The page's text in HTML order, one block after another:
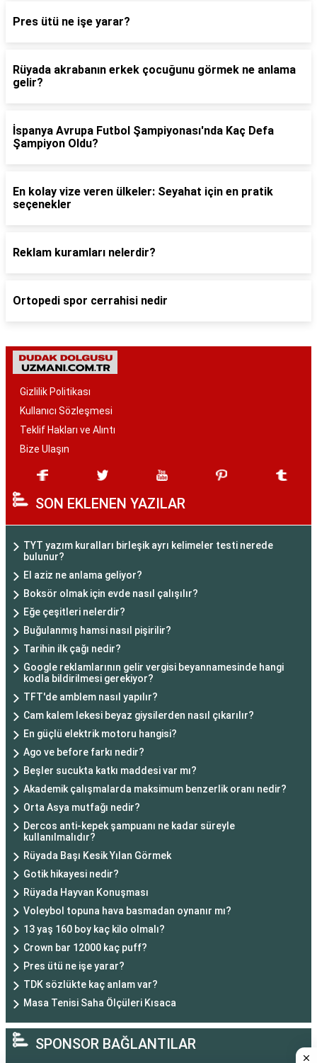
Pres ütü ne işe yarar?
Rüyada akrabanın erkek çocuğunu görmek ne anlama
gelir?
İspanya Avrupa Futbol Şampiyonası'nda Kaç Defa
Şampiyon Oldu?
En kolay vize veren ülkeler: Seyahat için en pratik
seçenekler
Reklam kuramları nelerdir?
Ortopedi spor cerrahisi nedir
Gizlilik Politikası
Kullanıcı Sözleşmesi
Teklif Hakları ve Alıntı
Bize Ulaşın
SON EKLENEN YAZILAR
TYT yazım kuralları birleşik ayrı kelimeler testi nerede
bulunur?
El aziz ne anlama geliyor?
Boksör olmak için evde nasıl çalışılır?
Eğe çeşitleri nelerdir?
Buğulanmış hamsi nasıl pişirilir?
Tarihin ilk çağı nedir?
Google reklamlarının gelir vergisi beyannamesinde hangi
kodla bildirilmesi gerekiyor?
TFT'de amblem nasıl yapılır?
Cam kalem lekesi beyaz giysilerden nasıl çıkarılır?
En güçlü elektrik motoru hangisi?
Ago ve before farkı nedir?
Beşler sucukta katkı maddesi var mı?
Akademik çalışmalarda maksimum benzerlik oranı nedir?
Orta Asya mutfağı nedir?
Dercos anti-kepek şampuanı ne kadar süreyle
kullanılmalıdır?
Rüyada Başı Kesik Yılan Görmek
Gotik hikayesi nedir?
Rüyada Hayvan Konuşması
Voleybol topuna hava basmadan oynanır mı?
13 yaş 160 boy kaç kilo olmalı?
Crown bar 12000 kaç puff?
Pres ütü ne işe yarar?
TDK sözlükte kaç anlam var?
Masa Tenisi Saha Ölçüleri Kısaca
SPONSOR BAĞLANTILAR